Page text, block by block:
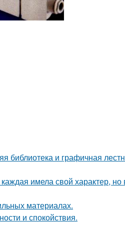
библиотека и графичная
имела свой характер, но
материалах.
и спокойствия.